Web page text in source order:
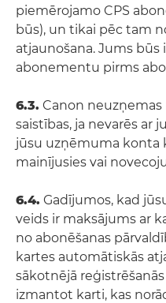
piemērojamo CPS
būs), un tikai pēc tam
atjaunošana. Jums būs
abonementu pirms
6.3. Canon
saistības, ja nevarēs ar
jūsu uzņēmuma konta
mainījusies vai
6.4. Gadījumos, kad
veids ir maksājums ar
no abonēšanas
kartes automātiskās
sākotnējā
izmantot karti, kas